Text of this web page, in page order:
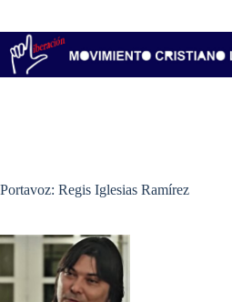
contenido
Portavoz: Regis Iglesias Ramírez